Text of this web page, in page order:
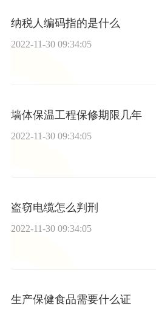
纳税人编码指的是什么
2022-11-30 09:34:05
墙体保温工程保修期限几年
2022-11-30 09:34:05
盗窃电缆怎么判刑
2022-11-30 09:34:05
生产保健食品需要什么证